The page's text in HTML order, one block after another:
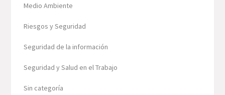
Medio Ambiente
Riesgos y Seguridad
Seguridad de la información
Seguridad y Salud en el Trabajo
Sin categoría